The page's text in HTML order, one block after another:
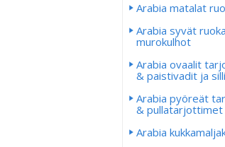
Arabia matalat
Arabia syvät
murokulhot
Arabia ovaalit
& paistivadit ja
Arabia pyöreät
& pullatarjottimet
Arabia